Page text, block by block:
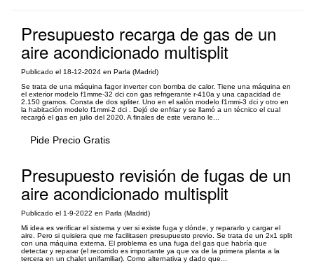
Presupuesto recarga de gas de un
aire acondicionado multisplit
Publicado el 18-12-2024 en Parla (Madrid)
Se trata de una máquina fagor inverter con bomba de calor. Tiene una máquina en
el exterior modelo f1mme-32 dci con gas refrigerante r-410a y una capacidad de
2.150 gramos. Consta de dos spliter. Uno en el salón modelo f1mmi-3 dci y otro en
la habitación modelo f1mmi-2 dci . Dejó de enfriar y se llamó a un técnico el cual
recargó el gas en julio del 2020. A finales de este verano le...
Pide Precio Gratis
Presupuesto revisión de fugas de un
aire acondicionado multisplit
Publicado el 1-9-2022 en Parla (Madrid)
Mi idea es verificar el sistema y ver si existe fuga y dónde, y repararlo y cargar el
aire. Pero si quisiera que me facilitasen presupuesto previo. Se trata de un 2x1 split
con una máquina externa. El problema es una fuga del gas que habría que
detectar y reparar (el recorrido es importante ya que va de la primera planta a la
tercera en un chalet unifamiliar). Como alternativa y dado que...